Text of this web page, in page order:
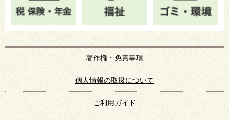
著作権・免責事項
個人情報の取扱について
ご利用ガイド